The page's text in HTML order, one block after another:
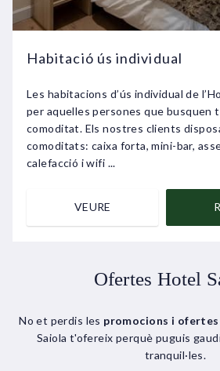
Habitació ús individual
Les habitacions d’ús individual de
per aquelles persones que busquen
comoditat. Els nostres clients
comoditats: caixa forta, mini-bar,
calefacció i wifi ...
VEURE
Ofertes Hotel
No et perdis les promocions i ofertes
Saiola t'ofereix perquè puguis
tranquil·les.